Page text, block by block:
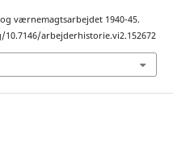
værnemagtsarbejdet 1940-45.
arbejderhistorie.vi2.152672